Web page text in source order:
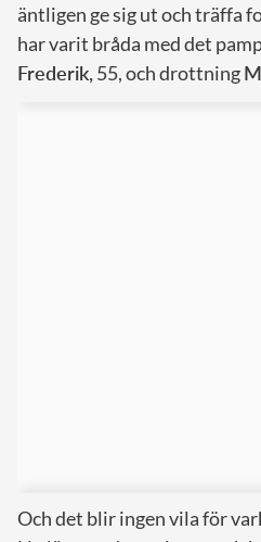
äntligen ge sig ut och träffa
har varit bråda med det
Frederik, 55, och drottning
Och det blir ingen vila för